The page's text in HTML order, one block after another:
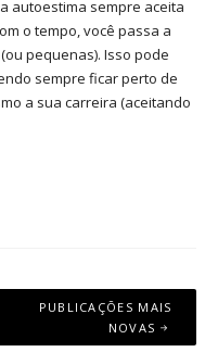
autoestima sempre aceita
o tempo, você passa a
pequenas). Isso pode
sempre ficar perto de
a sua carreira (aceitando
PUBLICAÇÕES MAIS
NOVAS